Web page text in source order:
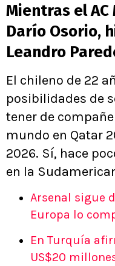
Mientras el
Darío Osorio,
Leandro
El chileno de 22
posibilidades de
tener de
mundo en Qatar
2026. Sí, hace
en la
Arsenal sigue
Europa lo
En Turquía
US$20